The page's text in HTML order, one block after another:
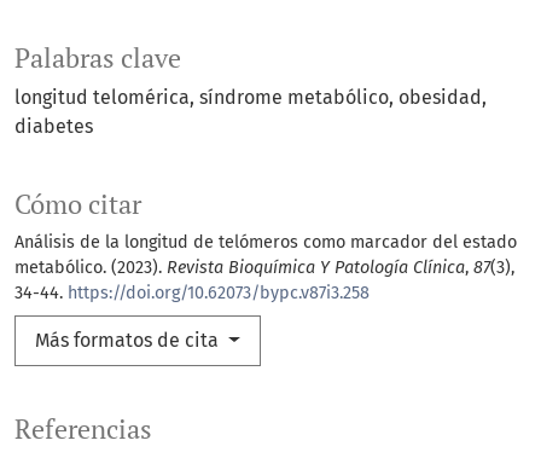
Palabras clave
longitud telomérica síndrome metabólico obesidad
diabetes
Cómo citar
Análisis de la longitud de telómeros como marcador del estado
metabólico. (2023). Revista Bioquímica Y Patología Clínica, 87(3),
34-44. https://doi.org/10.62073/bypc.v87i3.258
Más formatos de cita
Referencias